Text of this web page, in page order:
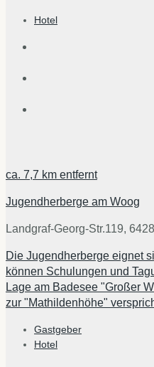
Hotel
ca. 7,7 km entfernt
Jugendherberge am Woog
Landgraf-Georg-Str.119,
Die Jugendherberge eignet
können Schulungen und
Lage am Badesee "Großer
zur "Mathildenhöhe"
Gastgeber
Hotel